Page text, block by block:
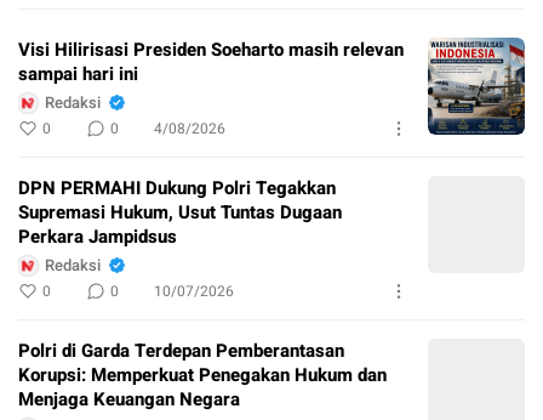
Visi Hilirisasi Presiden Soeharto masih relevan
sampai hari ini
Redaksi
0 0 4/08/2026
DPN PERMAHI Dukung Polri Tegakkan
Supremasi Hukum, Usut Tuntas Dugaan
Perkara Jampidsus
Redaksi
0 0 10/07/2026
Polri di Garda Terdepan Pemberantasan
Korupsi: Memperkuat Penegakan Hukum dan
Menjaga Keuangan Negara